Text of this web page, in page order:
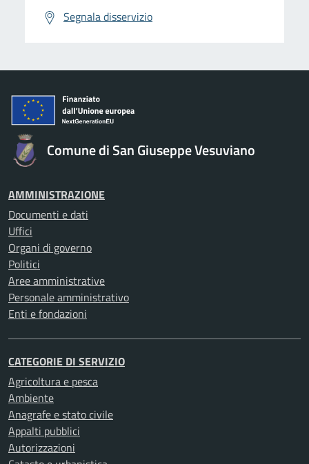
Segnala disservizio
Comune di San Giuseppe Vesuviano
AMMINISTRAZIONE
Documenti e dati
Uffici
Organi di governo
Politici
Aree amministrative
Personale amministrativo
Enti e fondazioni
CATEGORIE DI SERVIZIO
Agricoltura e pesca
Ambiente
Anagrafe e stato civile
Appalti pubblici
Autorizzazioni